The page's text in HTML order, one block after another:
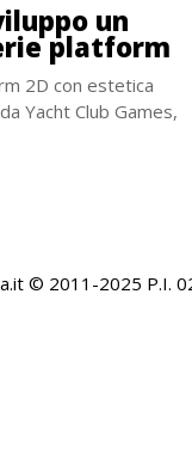
un
platform
2D con estetica
Yacht Club Games,
© 2011-2025 P.I.